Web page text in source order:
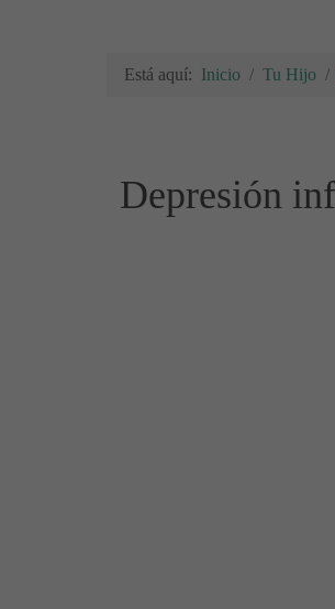
Está aquí: Inicio Tu Hijo
Depresión